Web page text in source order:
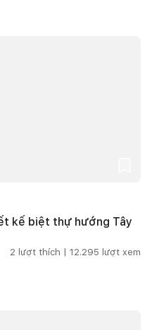
kế biệt thự hướng Tây
2 lượt thích | 12.295 lượt xem